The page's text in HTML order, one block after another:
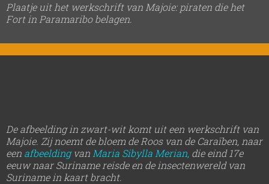
Plaatje uit het werkschrift van Majoie: piraten die het
Fort in Paramaribo belagen.
De afbeelding in zwart-wit komt uit een werkschrift van
Majoie. Zij noemt de bloem de Roos van de Caraïben, naar
een afbeeldingvan Maria Sibylla Merian, die eind 17e
eeuw naar Suriname reisde en de insectenwereld van
Suriname in kaart bracht.